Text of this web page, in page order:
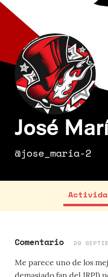
José
@jose_maria-2
Comentario 29
Me parece uno de los
demasiado fan del JRPJ)